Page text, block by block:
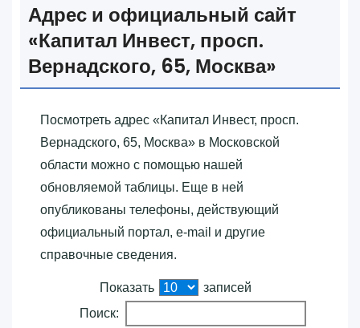
Адрес и официальный сайт
«‎Капитал Инвест, просп.
Вернадского, 65, Москва»‎
Посмотреть адрес «‎Капитал Инвест, просп.
Вернадского, 65, Москва»‎ в Московской
области можно с помощью нашей
обновляемой таблицы. Еще в ней
опубликованы телефоны, действующий
официальный портал, e-mail и другие
справочные сведения.
Показать
записей
Поиск: